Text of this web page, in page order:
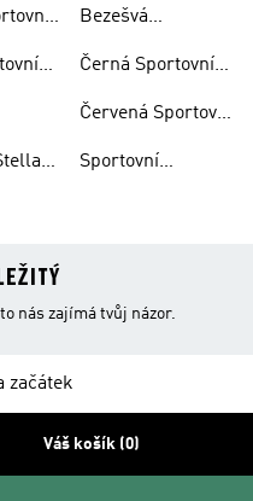
Podprsenky
Bezešvá
Černá Sportovní
Červená Sportovní
Sportovní
nás zajímá tvůj názor.
začátek
Váš košík (0)